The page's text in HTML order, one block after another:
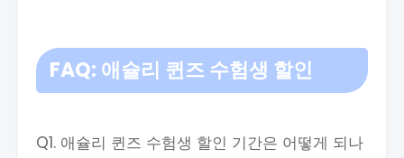
FAQ: 애슐리 퀸즈 수험생 할인
Q1. 애슐리 퀸즈 수험생 할인 기간은 어떻게 되나